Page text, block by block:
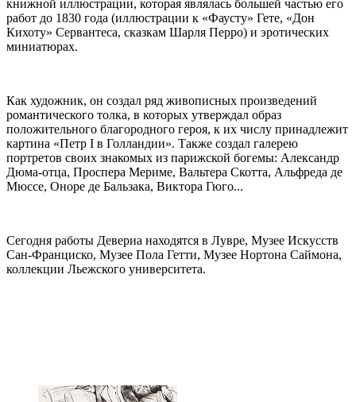
книжной иллюстрации, которая являлась большей частью его
работ до 1830 года (иллюстрации к «Фаусту» Гете, «Дон
Кихоту» Сервантеса, сказкам Шарля Перро) и эротических
миниатюрах.
Как художник, он создал ряд живописных произведений
романтического толка, в которых утверждал образ
положительного благородного героя, к их числу принадлежит
картина «Петр I в Голландии». Также создал галерею
портретов своих знакомых из парижской богемы: Александр
Дюма-отца, Проспера Мериме, Вальтера Скотта, Альфреда де
Мюссе, Оноре де Бальзака, Виктора Гюго...
Сегодня работы Девериа находятся в Лувре, Музее Искусств
Сан-Франциско, Музее Пола Гетти, Музее Нортона Саймона,
коллекции Льежского университета.